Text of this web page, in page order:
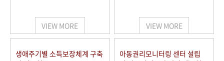
VIEW MORE VIEW MORE
생애주기별 소득보장체계 구축
아동권리모니터링 센터 설립